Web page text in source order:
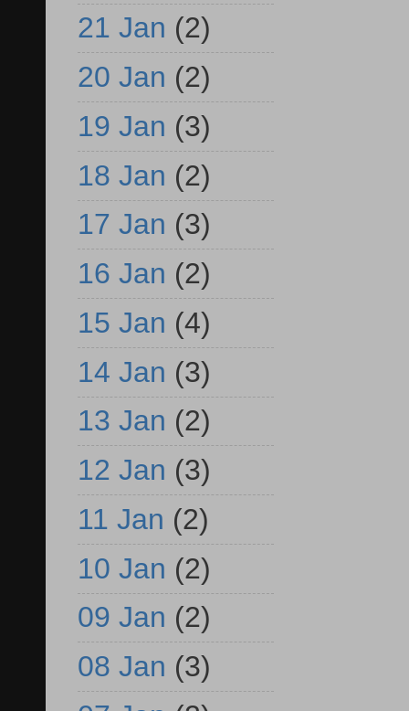
21 Jan (2)
20 Jan (2)
19 Jan (3)
18 Jan (2)
17 Jan (3)
16 Jan (2)
15 Jan (4)
14 Jan (3)
13 Jan (2)
12 Jan (3)
11 Jan (2)
10 Jan (2)
09 Jan (2)
08 Jan (3)